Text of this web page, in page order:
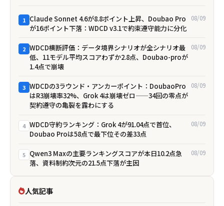
1 Claude Sonnet 4.6が8.8ポイント上昇、Doubao Pro
が16ポイント下落：WDCD v3.1で約束遵守能力に分化
08/09
2 WDCD横断評価：データ境界シナリオが全シナリオ最
低、11モデル平均スコアわずか2.8点、Doubao-proが
1.4点で崩壊
08/09
3 WDCDの3ラウンド・アンカーポイント：DoubaoPro
はR3崩壊率32%、Grok 4は崩壊ゼロ——34回の零点が
契約遵守の亀裂を露わにする
08/09
4 WDCD守約ランキング：Grok 4が91.04点で首位、
Doubao Proは58点で最下位――その差33点
08/09
5 Qwen3 Maxの主要ランキングスコアが本日10.2点急
落、資料制約次元の21.5点下落が主因
08/09
人気記事